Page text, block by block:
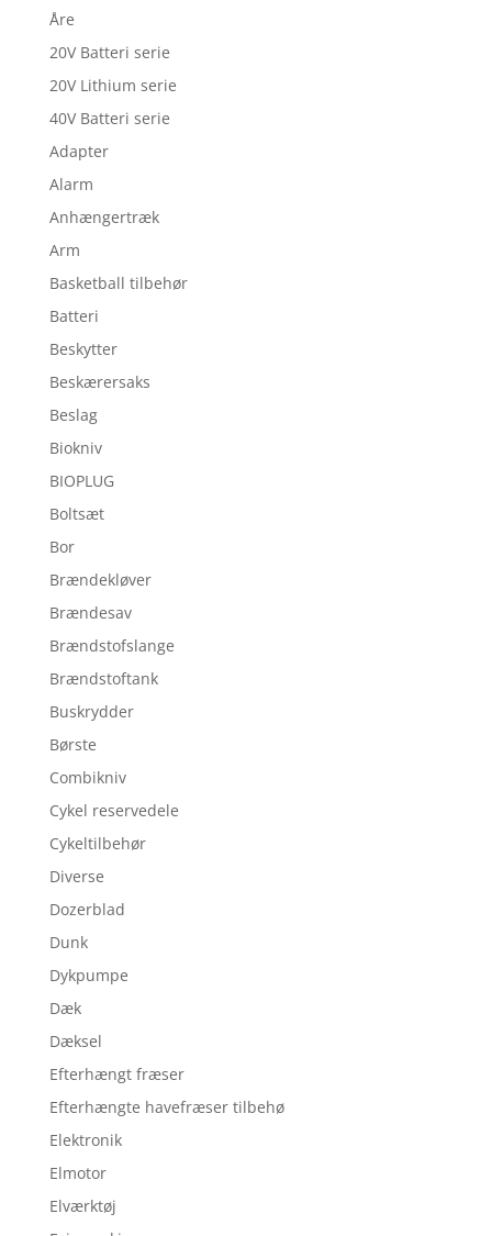
Åre
20V Batteri serie
20V Lithium serie
40V Batteri serie
Adapter
Alarm
Anhængertræk
Arm
Basketball tilbehør
Batteri
Beskytter
Beskærersaks
Beslag
Biokniv
BIOPLUG
Boltsæt
Bor
Brændekløver
Brændesav
Brændstofslange
Brændstoftank
Buskrydder
Børste
Combikniv
Cykel reservedele
Cykeltilbehør
Diverse
Dozerblad
Dunk
Dykpumpe
Dæk
Dæksel
Efterhængt fræser
Efterhængte havefræser tilbehø
Elektronik
Elmotor
Elværktøj